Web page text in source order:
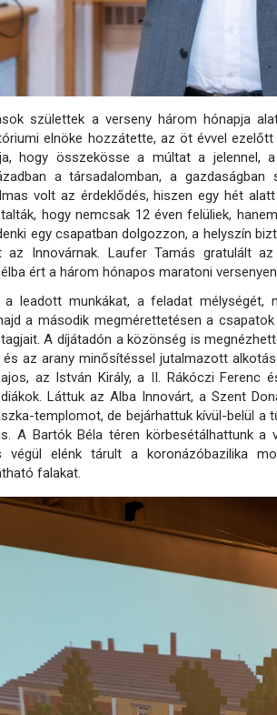
születtek a verseny három hónapja
elnöke hozzátette, az öt évvel
hogy összekösse a múltat a jelennel,
a társadalomban, a gazdaságban
volt az érdeklődés, hiszen egy hét
hogy nemcsak 12 éven felüliek,
egy csapatban dolgozzon, a helyszín
Innovárnak. Laufer Tamás gratulált
ért a három hónapos maratoni
leadott munkákat, a feladat mélységét,
a második megmérettetésen a
A díjátadón a közönség is
az arany minősítéssel jutalmazott
az István Király, a II. Rákóczi Ferenc
Láttuk az Alba Innovárt, a Szent
templomot, de bejárhattuk kívül-belül a
A Bartók Béla téren körbesétálhattunk a
elénk tárult a koronázóbazilika
falakat.